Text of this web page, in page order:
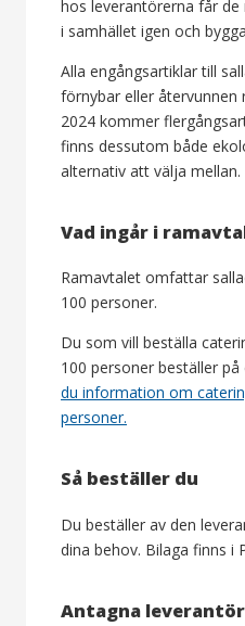
hos leverantörerna får
i samhället igen och
Alla engångsartiklar till
förnybar eller återvunnen
2024 kommer
finns dessutom både
alternativ att välja mellan.
Vad ingår i
Ramavtalet omfattar
100 personer.
Du som vill beställa
100 personer beställer
du information om
personer.
Så beställer du
Du beställer av den
dina behov. Bilaga finns i
Antagna